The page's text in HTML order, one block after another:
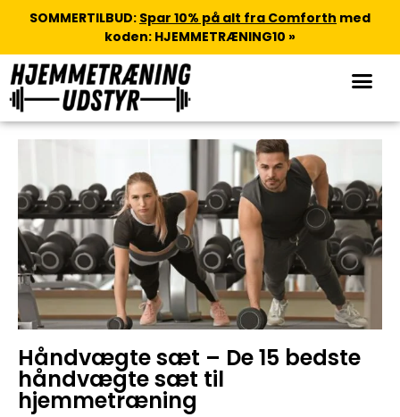
SOMMERTILBUD: Spar 10% på alt fra Comforth med
koden: HJEMMETRÆNING10 »
Håndvægte sæt – De 15 bedste
håndvægte sæt til
hjemmetræning